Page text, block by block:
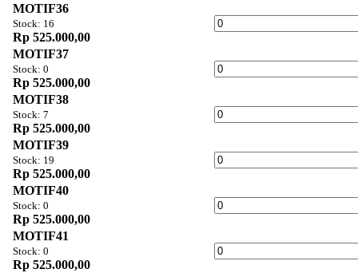
MOTIF36
Stock: 16
Rp 525.000,00
MOTIF37
Stock: 0
Rp 525.000,00
MOTIF38
Stock: 7
Rp 525.000,00
MOTIF39
Stock: 19
Rp 525.000,00
MOTIF40
Stock: 0
Rp 525.000,00
MOTIF41
Stock: 0
Rp 525.000,00